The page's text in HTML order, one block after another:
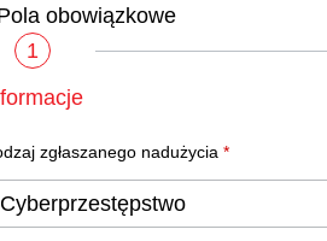
obowiązkowe
1
zgłaszanego nadużycia *